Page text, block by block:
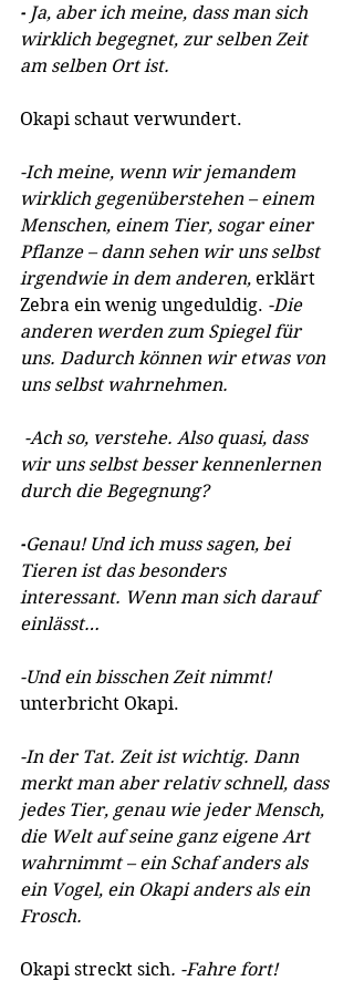
- Ja, aber ich meine, dass man sich
wirklich begegnet, zur selben Zeit
am selben Ort ist.
Okapi schaut verwundert.
-Ich meine, wenn wir jemandem
wirklich gegenüberstehen – einem
Menschen, einem Tier, sogar einer
Pflanze – dann sehen wir uns selbst
irgendwie in dem anderen, erklärt
Zebra ein wenig ungeduldig. -Die
anderen werden zum Spiegel für
uns. Dadurch können wir etwas von
uns selbst wahrnehmen.
-Ach so, verstehe. Also quasi, dass
wir uns selbst besser kennenlernen
durch die Begegnung?
-Genau! Und ich muss sagen, bei
Tieren ist das besonders
interessant. Wenn man sich darauf
einlässt…
-Und ein bisschen Zeit nimmt!
unterbricht Okapi.
-In der Tat. Zeit ist wichtig. Dann
merkt man aber relativ schnell, dass
jedes Tier, genau wie jeder Mensch,
die Welt auf seine ganz eigene Art
wahrnimmt – ein Schaf anders als
ein Vogel, ein Okapi anders als ein
Frosch.
Okapi streckt sich. -Fahre fort!